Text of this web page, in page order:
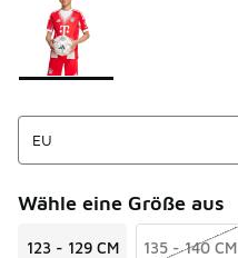
Wähle eine Größe aus
123 - 129 CM 135 - 140 CM